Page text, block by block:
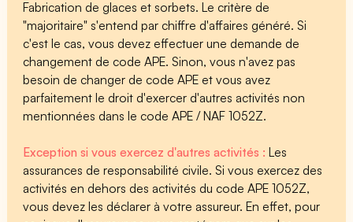
Fabrication de glaces et sorbets. Le critère de
"majoritaire" s'entend par chiffre d'affaires généré. Si
c'est le cas, vous devez effectuer une demande de
changement de code APE. Sinon, vous n'avez pas
besoin de changer de code APE et vous avez
parfaitement le droit d'exercer d'autres activités non
mentionnées dans le code APE / NAF 1052Z.
Exception si vous exercez d'autres activités :Les
assurances de responsabilité civile. Si vous exercez des
activités en dehors des activités du code APE 1052Z,
vous devez les déclarer à votre assureur. En effet, pour